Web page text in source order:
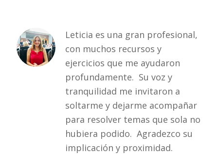
Leticia es una gran profesional,
con muchos recursos y
ejercicios que me ayudaron
profundamente. Su voz y
tranquilidad me invitaron a
soltarme y dejarme acompañar
para resolver temas que sola no
hubiera podido. Agradezco su
implicación y proximidad.